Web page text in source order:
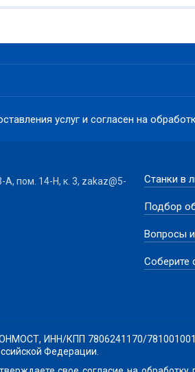
услуг и согласен на
А, пом. 14-Н, к. 3, zakaz@5-
Станки в
Подбор
Вопросы
Соберите
ИНН/КПП 7806241170/781001001
Федерации.